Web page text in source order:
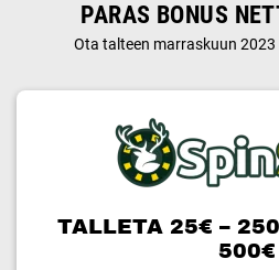
PARAS BONUS
Ota talteen marraskuun
TALLETA 25€ –
500€